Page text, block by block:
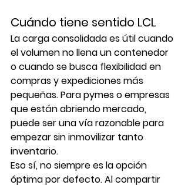
Cuándo tiene sentido LCL
La carga consolidada es útil cuando
el volumen no llena un contenedor
o cuando se busca flexibilidad en
compras y expediciones más
pequeñas. Para pymes o empresas
que están abriendo mercado,
puede ser una vía razonable para
empezar sin inmovilizar tanto
inventario.
Eso sí, no siempre es la opción
óptima por defecto. Al compartir